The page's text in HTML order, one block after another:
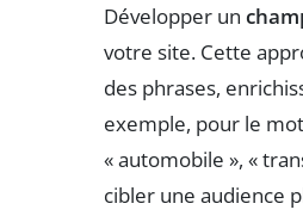
Développer un
votre site. Cette
des phrases,
exemple, pour le
« automobile », «
cibler une audience